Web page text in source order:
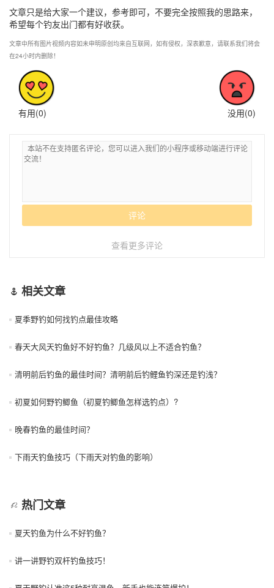
文章只是给大家一个建议，参考即可，不要完全按照我的思路来，
希望每个钓友出门都有好收获。
文章中所有图片视频内容如未申明原创均来自互联网，如有侵权，深表歉意，请联系我们将会
在24小时内删除！
有用(0) 没用(0)
评论
查看更多评论
相关文章
夏季野钓如何找钓点最佳攻略
春天大风天钓鱼好不好钓鱼？几级风以上不适合钓鱼？
清明前后钓鱼的最佳时间？清明前后钓鲤鱼钓深还是钓浅？
初夏如何野钓鲫鱼（初夏钓鲫鱼怎样选钓点）?
晚春钓鱼的最佳时间？
下雨天钓鱼技巧（下雨天对钓鱼的影响）
热门文章
夏天钓鱼为什么不好钓鱼？
讲一讲野钓双杆钓鱼技巧！